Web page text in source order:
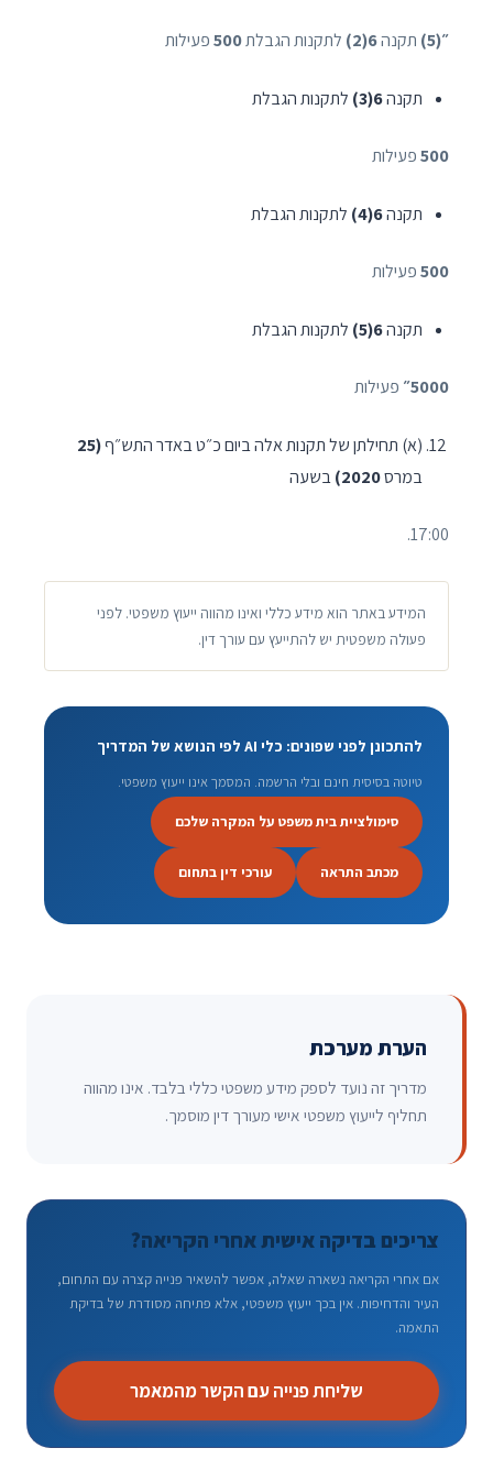
״(5) תקנה6(2) לתקנות הגבלת500פעילות
תקנה6(3) לתקנות הגבלת
500פעילות
תקנה6(4) לתקנות הגבלת
500פעילות
תקנה6(5) לתקנות הגבלת
5000״ פעילות
(א) תחילתן של תקנות אלה ביום כ״ט באדר התש״ף(25
במרס2020) בשעה
17:00.
המידע באתר הוא מידע כללי ואינו מהווה ייעוץ משפטי. לפני
פעולה משפטית יש להתייעץ עם עורך דין.
להתכונן לפני שפונים: כלי AI לפי הנושא של המדריך
טיוטה בסיסית חינם ובלי הרשמה. המסמך אינו ייעוץ משפטי.
סימולציית בית משפט על המקרה שלכם
מכתב התראה עורכי דין בתחום
הערת מערכת
מדריך זה נועד לספק מידע משפטי כללי בלבד. אינו מהווה
תחליף לייעוץ משפטי אישי מעורך דין מוסמך.
צריכים בדיקה אישית אחרי הקריאה?
אם אחרי הקריאה נשארה שאלה, אפשר להשאיר פנייה קצרה עם התחום,
העיר והדחיפות. אין בכך ייעוץ משפטי, אלא פתיחה מסודרת של בדיקת
התאמה.
שליחת פנייה עם הקשר מהמאמר